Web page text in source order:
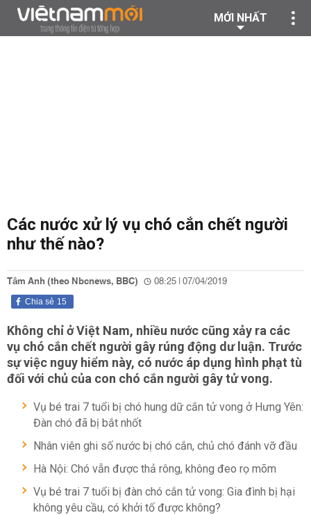
MỚI NHẤT
Các nước xử lý vụ chó cắn chết người
như thế nào?
Tâm Anh (theo Nbcnews, BBC) 08:25 | 07/04/2019
15
Chia sẻ
Không chỉ ở Việt Nam, nhiều nước cũng xảy ra các
vụ chó cắn chết người gây rúng động dư luận. Trước
sự việc nguy hiểm này, có nước áp dụng hình phạt tù
đối với chủ của con chó cắn người gây tử vong.
Vụ bé trai 7 tuổi bị chó hung dữ cắn tử vong ở Hưng Yên:
Đàn chó đã bị bắt nhốt
Nhân viên ghi số nước bị chó cắn, chủ chó đánh vỡ đầu
Hà Nội: Chó vẫn được thả rông, không đeo rọ mõm
Vụ bé trai 7 tuổi bị đàn chó cắn tử vong: Gia đình bị hại
không yêu cầu, có khởi tố được không?